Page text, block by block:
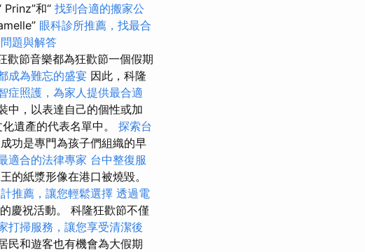
和“ 找到合適的搬家公
眼科診所推薦，找最合
題與解答
歡節音樂都為狂歡節一個假期
成為難忘的盛宴 因此，科隆
症照護，為家人提供最合適
中，以表達自己的個性或加
遺產的代表名單中。 探索台
功是專門為孩子們組織的早
適合的法律專家 台中整復服
的紙漿形像在港口被燒毀。
推薦，讓您輕鬆選擇 透過電
慶祝活動。 科隆狂歡節不僅
打掃服務，讓您享受清潔後
民和遊客也有機會為大假期